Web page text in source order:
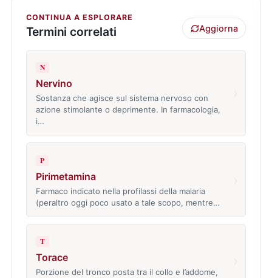
CONTINUA A ESPLORARE
Termini correlati Aggiorna
N
Nervino
Sostanza che agisce sul sistema nervoso con
azione stimolante o deprimente. In farmacologia,
i…
P
Pirimetamina
Farmaco indicato nella profilassi della malaria
(peraltro oggi poco usato a tale scopo, mentre…
T
Torace
Porzione del tronco posta tra il collo e l’addome,